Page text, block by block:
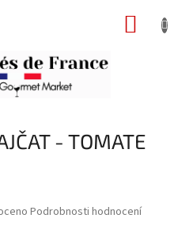
- TOMATE
Podrobnosti hodnocení